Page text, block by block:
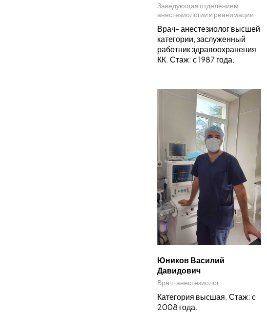
Заведующая отделением
анестезиологии и реанимации
Врач- анестезиолог высшей
категории, заслуженный
работник здравоохранения
КК. Стаж: с 1987 года.
Юников Василий
Давидович
Врач-анестезиолог
Категория высшая. Стаж: с
2008 года.